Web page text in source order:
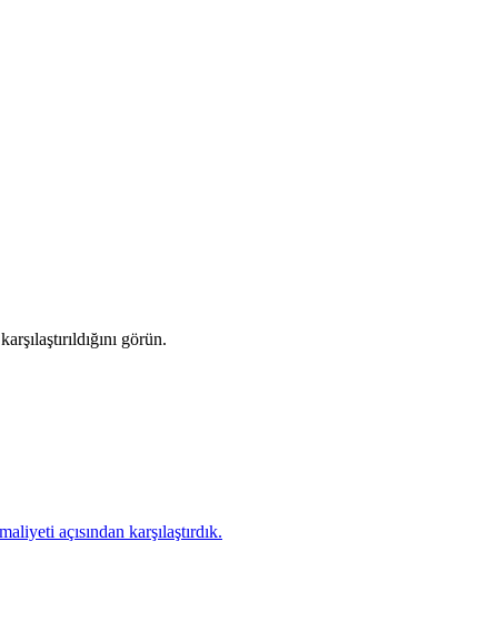
görün.
açısından karşılaştırdık.